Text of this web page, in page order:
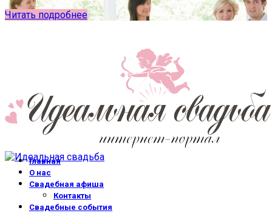
Читать подробнее
Главная
О нас
Свадебная афиша
Контакты
Свадебные события